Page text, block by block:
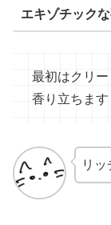
エキゾチック
最初はクリ
香り立ちます
リッ